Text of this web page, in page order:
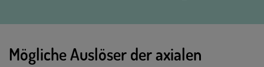
Mögliche Auslöser der axialen